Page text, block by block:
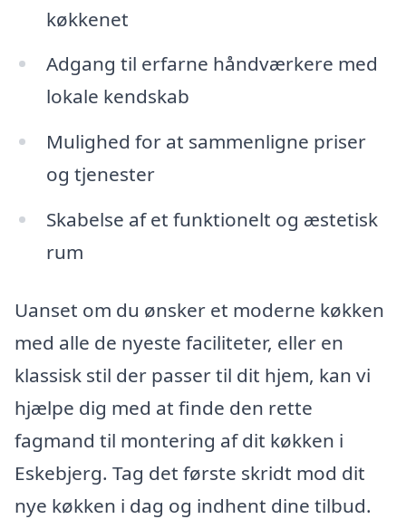
køkkenet
Adgang til erfarne håndværkere med
lokale kendskab
Mulighed for at sammenligne priser
og tjenester
Skabelse af et funktionelt og æstetisk
rum
Uanset om du ønsker et moderne køkken
med alle de nyeste faciliteter, eller en
klassisk stil der passer til dit hjem, kan vi
hjælpe dig med at finde den rette
fagmand til montering af dit køkken i
Eskebjerg. Tag det første skridt mod dit
nye køkken i dag og indhent dine tilbud.